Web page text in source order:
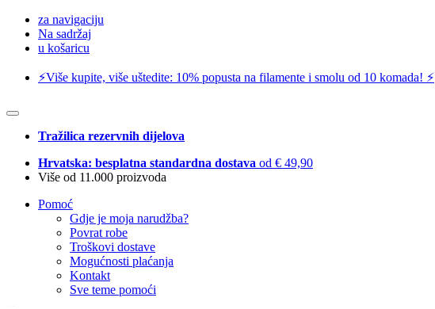
za navigaciju
Na sadržaj
u košaricu
⚡️Više kupite, više uštedite: 10% popusta na filamente i smolu od 10 komada! ⚡️
Tražilica rezervnih dijelova
Hrvatska: besplatna standardna dostava od € 49,90
Više od 11.000 proizvoda
Pomoć
Gdje je moja narudžba?
Povrat robe
Troškovi dostave
Mogućnosti plaćanja
Kontakt
Sve teme pomoći